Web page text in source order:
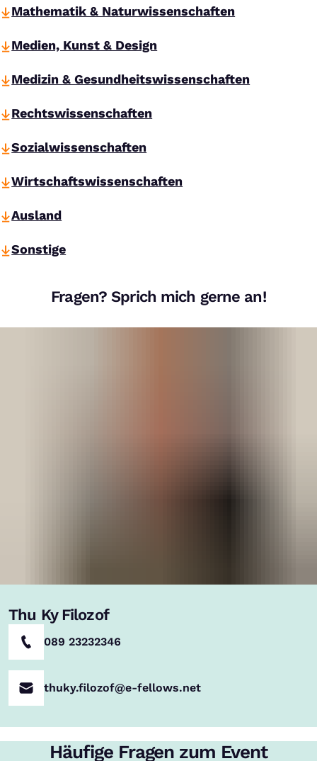
Mathematik & Naturwissenschaften
Medien, Kunst & Design
Medizin & Gesundheitswissenschaften
Rechtswissenschaften
Sozialwissenschaften
Wirtschaftswissenschaften
Ausland
Sonstige
Fragen? Sprich mich gerne an!
Thu Ky Filozof
089 23232346
thuky.filozof@e-fellows.net
Häufige Fragen zum Event